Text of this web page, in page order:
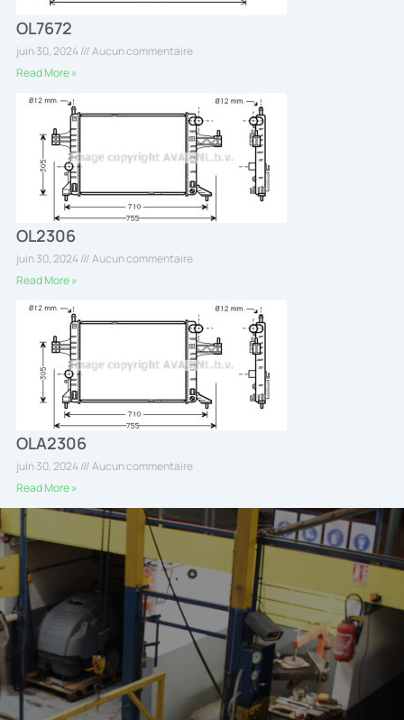
OL7672
juin 30, 2024
Aucun commentaire
Read More »
OL2306
juin 30, 2024
Aucun commentaire
Read More »
OLA2306
juin 30, 2024
Aucun commentaire
Read More »